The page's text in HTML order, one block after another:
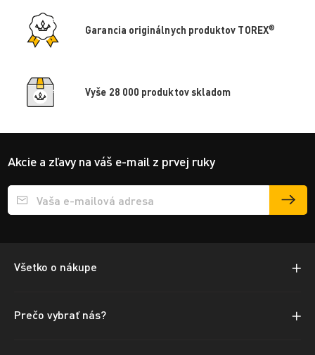
Garancia originálnych produktov TOREX®
Vyše 28 000 produktov skladom
Akcie a zľavy na váš e-mail z prvej ruky
Přihlášení e-mailu k odběru
Všetko o nákupe
Prečo vybrať nás?